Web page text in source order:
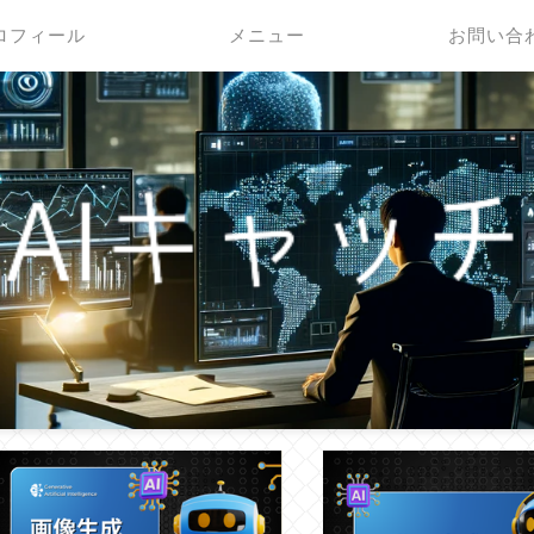
フィール メニュー お問い合